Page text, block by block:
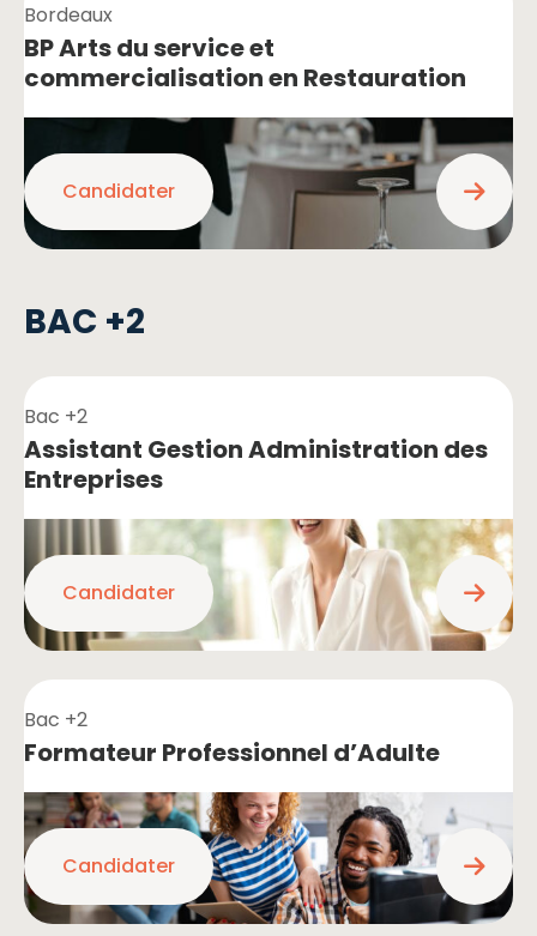
Bordeaux
BP Arts du service et
commercialisation en Restauration
Candidater
BAC +2
Bac +2
Assistant Gestion Administration des
Entreprises
Candidater
Bac +2
Formateur Professionnel d’Adulte
Candidater